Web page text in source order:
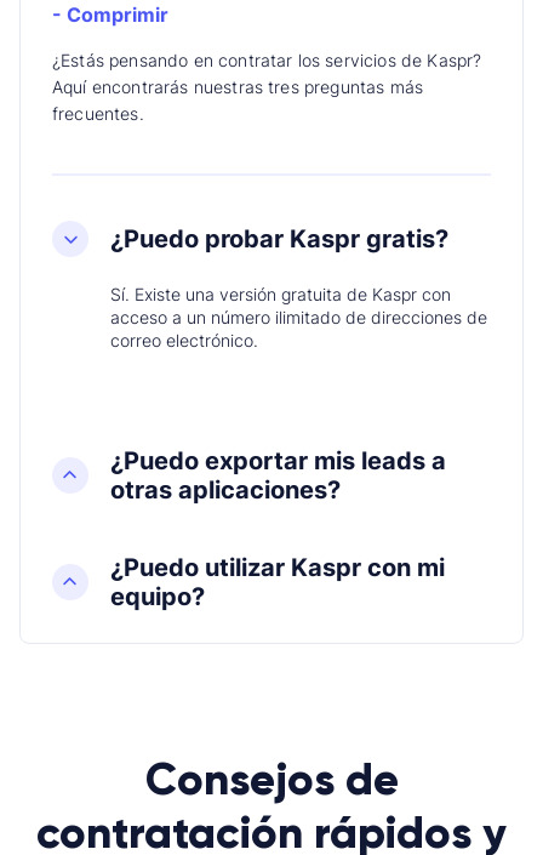
- Comprimir
¿Estás pensando en contratar los servicios de Kaspr?
Aquí encontrarás nuestras tres preguntas más
frecuentes.
¿Puedo probar Kaspr gratis?
Sí. Existe una versión gratuita de Kaspr con
acceso a un número ilimitado de direcciones de
correo electrónico.
¿Puedo exportar mis leads a
otras aplicaciones?
¿Puedo utilizar Kaspr con mi
equipo?
Consejos de
contratación rápidos y